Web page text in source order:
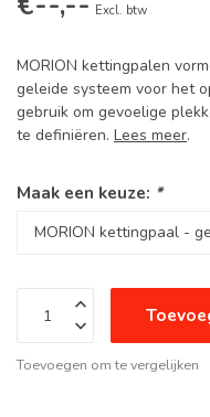
Excl. btw
MORION kettingpalen
geleide systeem voor het
gebruik om gevoelige
te definiëren. Lees meer.
Maak een keuze: *
Toevoegen om te vergelijken